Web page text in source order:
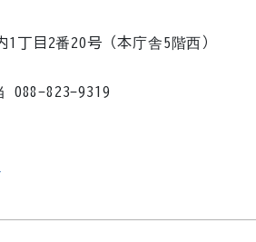
丁目2番20号（本庁舎5階西）
088-823-9319